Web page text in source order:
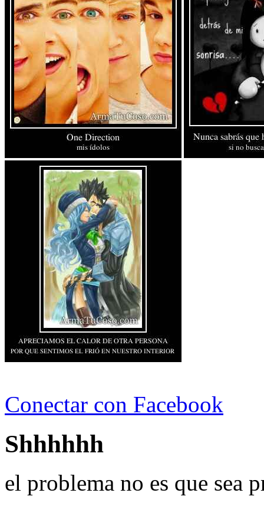
Conectar con Facebook
Shhhhhh
el problema no es que sea